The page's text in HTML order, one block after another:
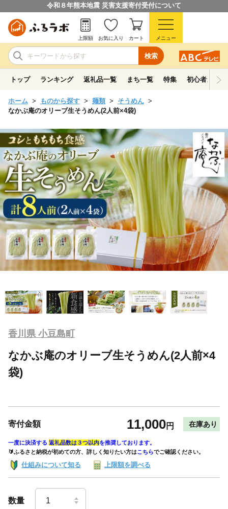
令和８年熊本地震 災害支援寄付受付について
検索
上限額 お気に入り カート メニュー
トップ ランキング 返礼品一覧 まち一覧 特集 初心者ガイド
ホーム ものから探す 麺類
そうめん
なかぶ庵のオリーブ生そうめん(2人前×4袋)
香川県 小豆島町
なかぶ庵のオリーブ生そうめん(2人前×4
袋)
寄付金額 11,000円 在庫あり
一度に決済する 返礼品数は３つ以内を推奨しております。
🔰ふるさと納税が初めての方、詳しく知りたい方はこちらでご確認ください。
仕組みについて知る 上限額を調べる
数量